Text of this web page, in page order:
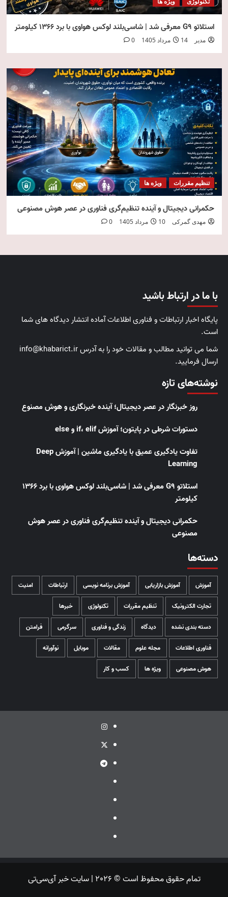
استلاتو G9 معرفی شد | شاسی‌بلند لوکس هواوی با برد ۱۳۶۶ کیلومتر
مدیر 14 مرداد 1405 0
تنظیم مقررات ویژه ها
حکمرانی دیجیتال و آینده تنظیم‌گری فناوری در عصر هوش مصنوعی
مهدی گمرکی 10 مرداد 1405 0
با ما در ارتباط باشید
پایگاه اخبار ارتباطات و فناوری اطلاعات آماده انتشار دیدگاه های شما
است.
شما می توانید مطالب و مقالات خود را به آدرس info@khabarict.ir
ارسال فرمایید.
نوشته‌های تازه
روز خبرنگار در عصر دیجیتال؛ آینده خبرنگاری و هوش مصنوع
دستورات شرطی در پایتون؛ آموزش if، elif و else
تفاوت یادگیری عمیق با یادگیری ماشین | آموزش Deep
Learning
استلاتو G9 معرفی شد | شاسی‌بلند لوکس هواوی با برد ۱۳۶۶
کیلومتر
حکمرانی دیجیتال و آینده تنظیم‌گری فناوری در عصر هوش
مصنوعی
دسته‌ها
آموزش آموزش بازاریابی آموزش برنامه نویسی ارتباطات امنیت
تجارت الکترونیک تنظیم مقررات تکنولوژی خبرها
دسته بندی نشده دیدگاه زندگی و فناوری سرگرمی فرامتن
فناوری اطلاعات مجله علوم مقالات موبایل نوآورانه
هوش مصنوعی ویژه ها کسب و کار
اینستاگرام
توئیتر
تلگرام
تمام حقوق محفوظ است © 2026 | سایت خبر آی‌سی‌تی